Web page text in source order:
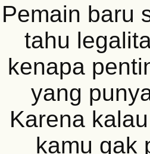
Pemain baru
tahu
kenapa
yang
Karena
kamu gak